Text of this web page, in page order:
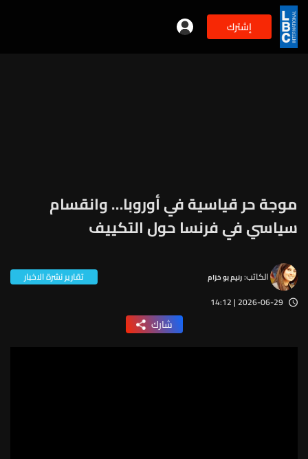
إشترك
موجة حر قياسية في أوروبا… وانقسام
سياسي في فرنسا حول التكييف
الكاتب:رنيم بو خزام
تقارير نشرة الاخبار
2026-06-29 | 14:12
شارك